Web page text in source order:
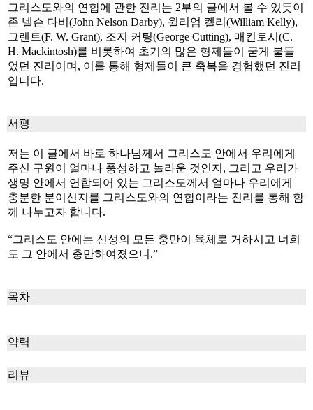
그리스도와의 연합에 관한 진리는 2부의 글에서 볼 수 있듯이
존 넬슨 다비(John Nelson Darby), 윌리엄 켈리(William Kelly),
그랜트(F. W. Grant), 조지 커팅(George Cutting), 매킨토시(C.
H. Mackintosh)를 비롯하여 초기의 많은 형제들이 굳게 붙들
었던 진리이며, 이를 통해 형제들이 큰 축복을 경험했던 진리
입니다.
서평
저는 이 글에서 바로 하나님께서 그리스도 안에서 우리에게
주신 구원이 얼마나 풍성하고 놀라운 것인지, 그리고 우리가
생명 안에서 연합되어 있는 그리스도께서 얼마나 우리에게
충분한 분이신지를 그리스도와의 연합이라는 진리를 통해 함
께 나누고자 합니다.
“그리스도 안에는 신성의 모든 충만이 육체로 거하시고 너희
도 그 안에서 충만하여졌으니.”
목차
약력
리뷰